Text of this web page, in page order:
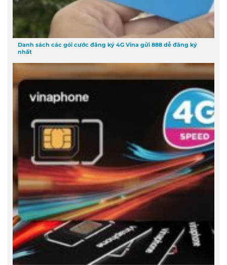
Danh sách các gói cước đăng ký 4G Vina gửi 888 dễ đăng ký
nhất